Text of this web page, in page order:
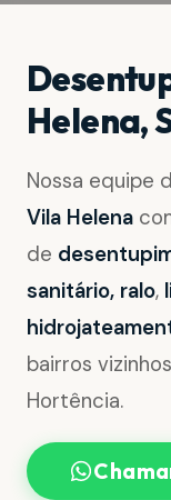
Helena,
Nossa equipe
Vila Helena
de
sanitário, ralo,
bairros
Hortência.